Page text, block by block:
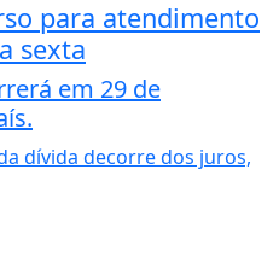
para atendimento
sexta
em 29 de